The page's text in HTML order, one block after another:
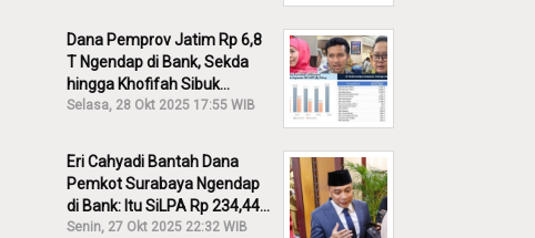
Dana Pemprov Jatim Rp 6,8
T Ngendap di Bank, Sekda
hingga Khofifah Sibuk
Membantah!
Selasa, 28 Okt 2025 17:55 WIB
Eri Cahyadi Bantah Dana
Pemkot Surabaya Ngendap
di Bank: Itu SiLPA Rp 234,44
M!
Senin, 27 Okt 2025 22:32 WIB